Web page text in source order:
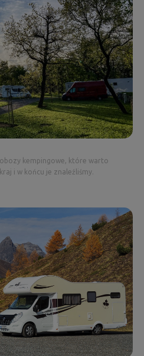
kempingowe, które warto
i w końcu je znaleźliśmy.